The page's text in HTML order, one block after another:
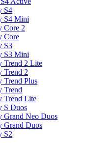
S4
S4 Mini
Core 2
Core
S3
S3 Mini
Trend 2 Lite
Trend 2
Trend Plus
Trend
Trend Lite
S Duos
Grand Neo Duos
Grand Duos
S2